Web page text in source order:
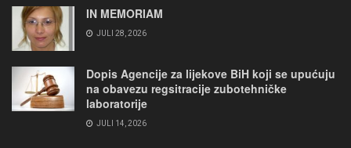
IN MEMORIAM
JULI 28, 2026
Dopis Agencije za lijekove BiH koji se upućuju
na obavezu regsitracije zubotehničke
laboratorije
JULI 14, 2026